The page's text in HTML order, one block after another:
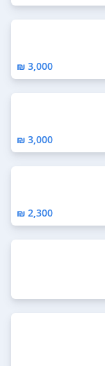
3,000 ₪
3,000 ₪
2,300 ₪